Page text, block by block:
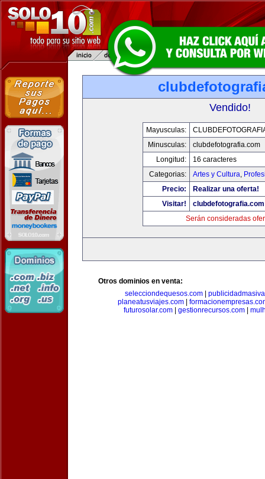
Vendido!
Mayusculas:
Minusculas:
clubdefotografia.com
Longitud:
16 caracteres
Categorias:
Artes y Cultura,
Precio:
Realizar una oferta!
Visitar!
clubdefotografia.com
Serán consideradas
Otros dominios en venta:
selecciondequesos.com
planeatusviajes.com
futurosolar.com| gestionrecursos.com|